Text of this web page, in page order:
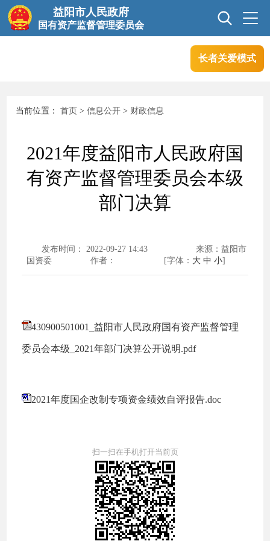
益阳市人民政府
国有资产监督管理委员会
信息公开
政务服务
长者关爱模式
当前位置：首页 >信息公开 > 财政信息
2021年度益阳市人民政府国
有资产监督管理委员会本级
部门决算
发布时间： 2022-09-27 14:43
来源：益阳市
国资委
作者： [字体： 大 中 小]
430900501001_益阳市人民政府国有资产监督管理
委员会本级_2021年部门决算公开说明.pdf
2021年度国企改制专项资金绩效自评报告.doc
扫一扫在手机打开当前页